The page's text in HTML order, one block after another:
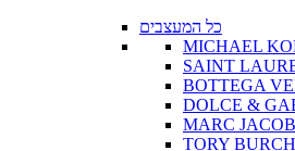
כל המעצבים
MICHAEL
SAINT
BOTTEGA
DOLCE &
MARC
TORY BURCH